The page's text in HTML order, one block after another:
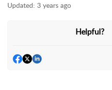
Updated: 3 years ago
Helpful?